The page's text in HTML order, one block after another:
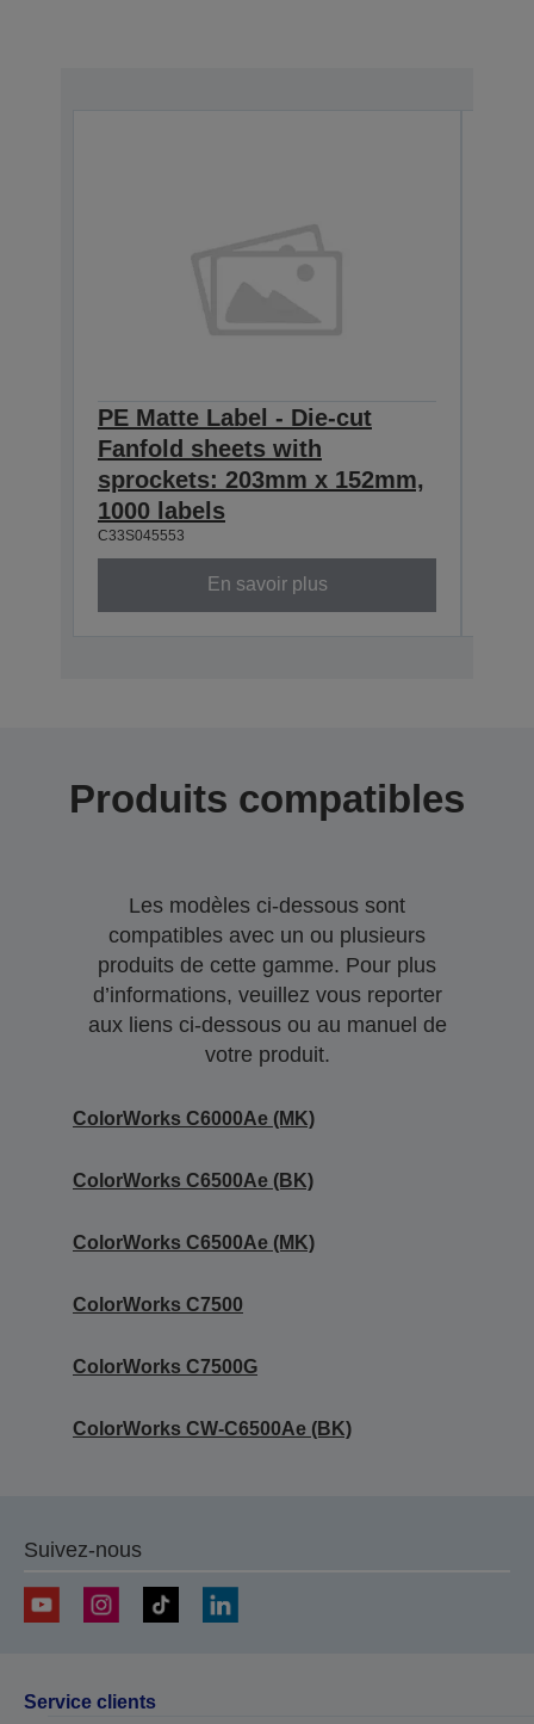
PE Matte Label - Die-cut
Fanfold sheets with
sprockets: 203mm x 152mm,
1000 labels
C33S045553
En savoir plus
Produits compatibles
Les modèles ci-dessous sont
compatibles avec un ou plusieurs
produits de cette gamme. Pour plus
d’informations, veuillez vous reporter
aux liens ci-dessous ou au manuel de
votre produit.
ColorWorks C6000Ae (MK)
ColorWorks C6500Ae (BK)
ColorWorks C6500Ae (MK)
ColorWorks C7500
ColorWorks C7500G
ColorWorks CW-C6500Ae (BK)
Suivez-nous
Service clients